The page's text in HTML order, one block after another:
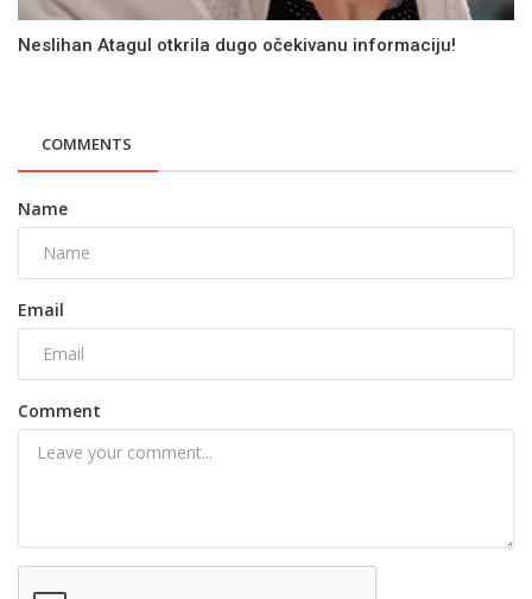
Neslihan Atagul otkrila dugo očekivanu informaciju!
COMMENTS
Name
Email
Comment